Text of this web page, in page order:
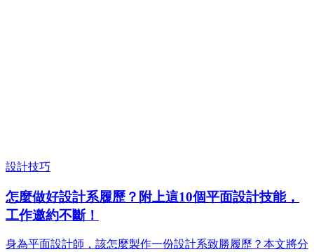
設計技巧
怎麼做好設計系履歷？附上這10個平面設計技能，
工作邀約不斷！
身為平面設計師，該怎麼製作一份設計系致勝履歷？本文將分